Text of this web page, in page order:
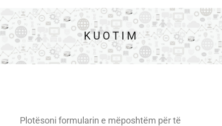
KUOTIM
Plotësoni formularin e mëposhtëm për të